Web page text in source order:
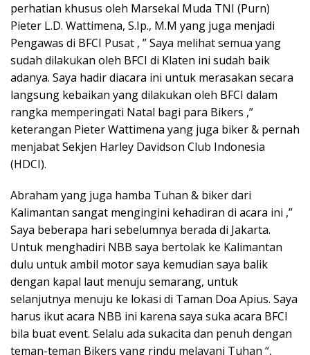
perhatian khusus oleh Marsekal Muda TNI (Purn)
Pieter L.D. Wattimena, S.Ip., M.M yang juga menjadi
Pengawas di BFCI Pusat , ” Saya melihat semua yang
sudah dilakukan oleh BFCI di Klaten ini sudah baik
adanya. Saya hadir diacara ini untuk merasakan secara
langsung kebaikan yang dilakukan oleh BFCI dalam
rangka memperingati Natal bagi para Bikers ,”
keterangan Pieter Wattimena yang juga biker & pernah
menjabat Sekjen Harley Davidson Club Indonesia
(HDCI).
Abraham yang juga hamba Tuhan & biker dari
Kalimantan sangat mengingini kehadiran di acara ini ,”
Saya beberapa hari sebelumnya berada di Jakarta.
Untuk menghadiri NBB saya bertolak ke Kalimantan
dulu untuk ambil motor saya kemudian saya balik
dengan kapal laut menuju semarang, untuk
selanjutnya menuju ke lokasi di Taman Doa Apius. Saya
harus ikut acara NBB ini karena saya suka acara BFCI
bila buat event. Selalu ada sukacita dan penuh dengan
teman-teman Bikers yang rindu melayani Tuhan “,